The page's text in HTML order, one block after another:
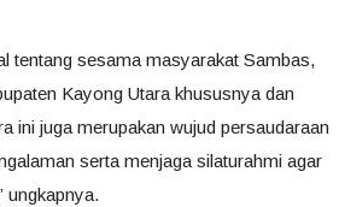
tentang sesama masyarakat Sambas,
Kayong Utara khususnya dan
ini juga merupakan wujud persaudaraan
serta menjaga silaturahmi agar
ungkapnya.